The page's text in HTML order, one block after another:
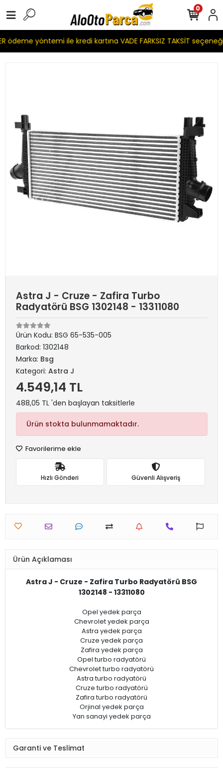
ödeme yöntemi ile kredi kartına VADE FARKSIZ TAKSİT
0
Astra J - Cruze - Zafira Turbo
Radyatörü BSG 1302148 - 13311080
Ürün Kodu: BSG 65-535-005
Barkod: 1302148
Marka: Bsg
Kategori: Astra J
4.549,14 TL
488,05 TL 'den başlayan taksitlerle
Ürün stokta bulunmamaktadır.
Favorilerime ekle
Hızlı Gönderi Güvenli Alışveriş
Ürün Açıklaması
Astra J - Cruze - Zafira Turbo Radyatörü BSG
1302148 - 13311080
Opel yedek parça
Chevrolet yedek parça
Astra yedek parça
Cruze yedek parça
Zafira yedek parça
Opel turbo radyatörü
Chevrolet turbo radyatörü
Astra turbo radyatörü
Cruze turbo radyatörü
Zafira turbo radyatörü
Orjinal yedek parça
Yan sanayi yedek parça
Garanti ve Teslimat